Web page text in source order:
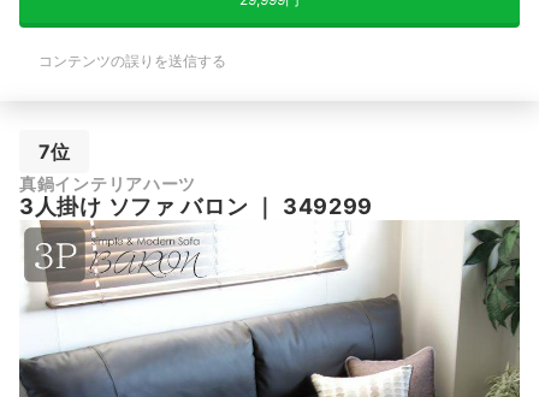
コンテンツの誤りを送信する
7位
真鍋インテリアハーツ
3人掛け ソファ バロン ｜ 349299